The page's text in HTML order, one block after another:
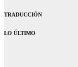
TRADUCCIÓN
LO ÚLTIMO